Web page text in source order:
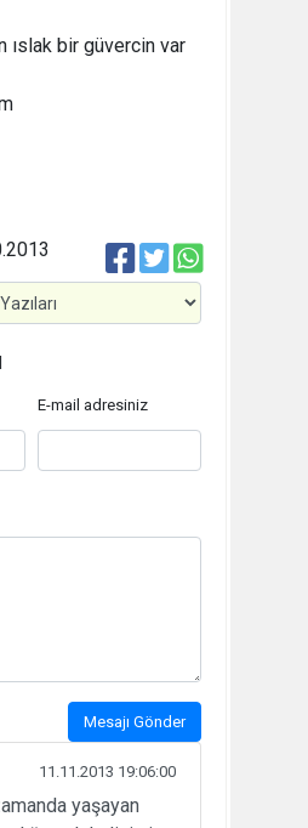
ıslak bir güvercin var
E-mail adresiniz
Mesajı Gönder
11.11.2013 19:06:00
yaşayan